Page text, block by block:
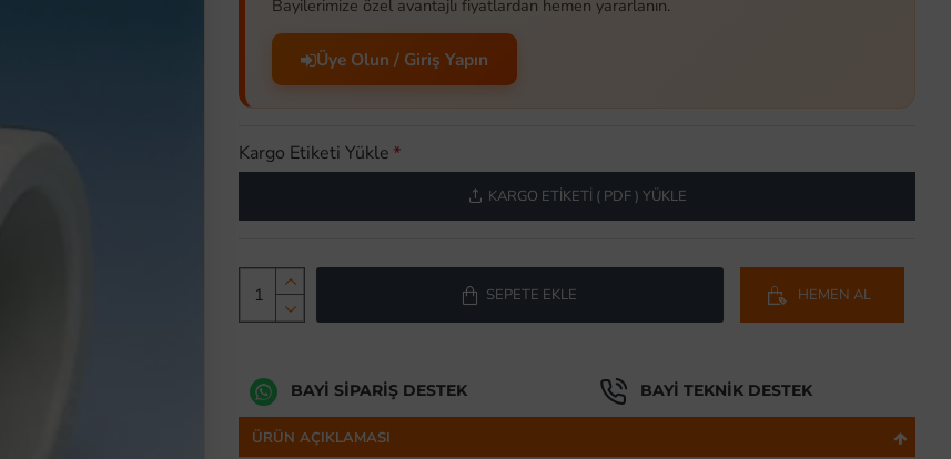
Bayilerimize özel avantajlı fiyatlardan hemen yararlanın.
Üye Olun / Giriş Yapın
Kargo Etiketi Yükle
KARGO ETIKETI ( PDF ) YÜKLE
SEPETE EKLE HEMEN AL
BAYI SIPARIŞ DESTEK BAYI TEKNIK DESTEK
ÜRÜN AÇIKLAMASI